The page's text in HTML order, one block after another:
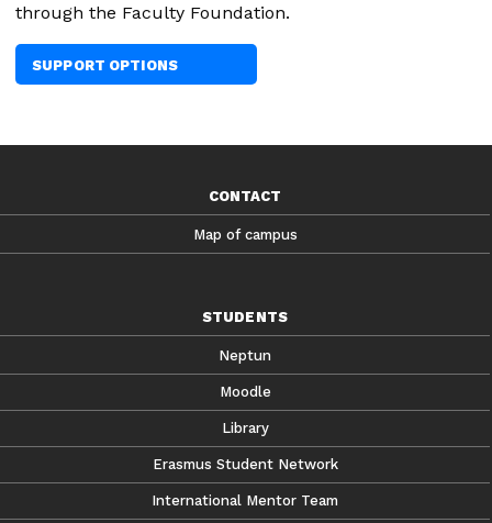
through the Faculty Foundation.
SUPPORT OPTIONS
CONTACT
Map of campus
STUDENTS
Neptun
Moodle
Library
Erasmus Student Network
International Mentor Team